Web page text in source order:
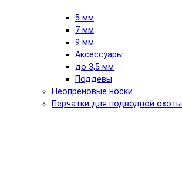
5 мм
7 мм
9 мм
Аксессуары
до 3,5 мм
Поддевы
Неопреновые носки
Перчатки для подводной охоты